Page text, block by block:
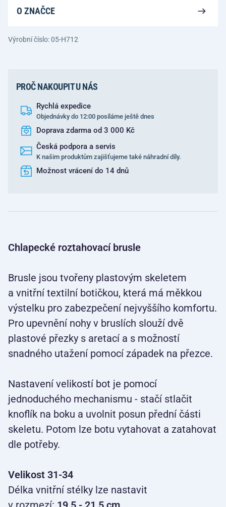
O ZNAČCE
Výrobní číslo: 05-H712
PROČ NAKOUPIT U NÁS
Rychlá expedice
Objednávky do 12:00 posíláme ještě dnes
Doprava zdarma od 3 000 Kč
Česká podpora a servis
K našim produktům zajišťujeme také náhradní díly.
Možnost vrácení do 14 dnů
Chlapecké roztahovací brusle
Brusle jsou tvořeny plastovým skeletem
a vnitřní textilní botičkou, která má měkkou
výstelku pro zabezpečení nejvyššího komfortu.
Pro upevnění nohy v bruslích slouží dvě
plastové přezky s aretací a s možností
snadného utažení pomocí západek na přezce.
Nastavení velikostí bot je pomocí
jednoduchého mechanismu - stačí stlačit
knoflík na boku a uvolnit posun přední části
skeletu. Potom lze botu vytahovat a zatahovat
dle potřeby.
Velikost 31-34
Délka vnitřní stélky lze nastavit